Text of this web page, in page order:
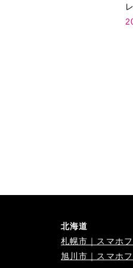
北海道
札幌市｜スマホ
旭川市｜スマホ